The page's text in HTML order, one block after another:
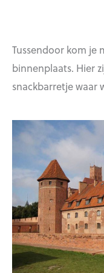
Tussendoor kom je
binnenplaats. Hier
snackbarretje waar